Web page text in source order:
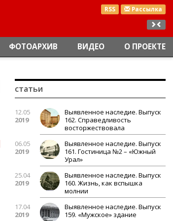
RSS Рассылка
ФОТОАРХИВ ВИДЕО О ПРОЕКТЕ
статьи
12.05
2019
Выявленное наследие. Выпуск
162. Справедливость
восторжествовала
06.05
2019
Выявленное наследие. Выпуск
161. Гостиница №2 – «Южный
Урал»
25.04
2019
Выявленное наследие. Выпуск
160. Жизнь, как вспышка
молнии
17.04
2019
Выявленное наследие. Выпуск
159. «Мужское» здание